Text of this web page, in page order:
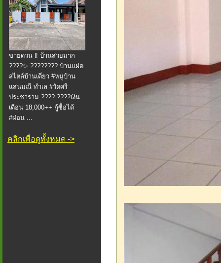
ขายด่วน ‼️ บ้านสวยมาก
????✨ ???????? บ้านแฝด
สไตล์บ้านเดี่ยว #หมู่บ้าน
แสนมณี ทำเล #วัดศรี
ประชาราม ???? ????เงิน
เดือน 18,000++ กู้ซื้อได้
#ผ่อน ...
คลิกเพื่อดูทั้งหมด ->